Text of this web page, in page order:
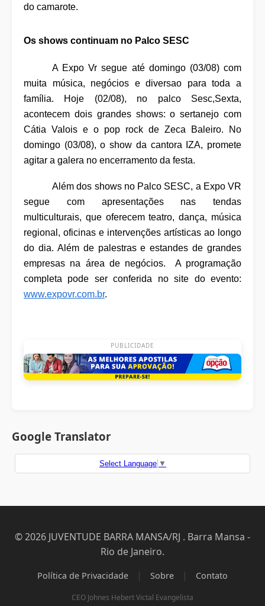
do camarote.
Os shows continuam no Palco SESC
A Expo Vr segue até domingo (03/08) com
muita música, negócios e diversao para toda a
família. Hoje (02/08), no palco Sesc,Sexta,
acontecem dois grandes shows: o sertanejo com
Cátia Valois e o pop rock de Zeca Baleiro. No
domingo (03/08), o show da cantora IZA, promete
agitar a galera no encerramento da festa.
Além dos shows no Palco SESC, a Expo VR
segue com apresentações nas tendas
multiculturais, que oferecem teatro, dança, música
regional, oficinas e intervenções artísticas ao longo
do dia. Além de palestras e estandes de grandes
empresas na área de negócios. A programação
completa pode ser conferida no site do evento:
www.expovr.com.br.
PUBLICIDADE
Google Translator
Select Language ▼
© 2026 JUVENTUDE BARRA MANSA/RJ . Barra Mansa -
Rio de Janeiro.
Política de Privacidade | Sobre | Contato
CEO Johnes Hebert Victal Evangelista